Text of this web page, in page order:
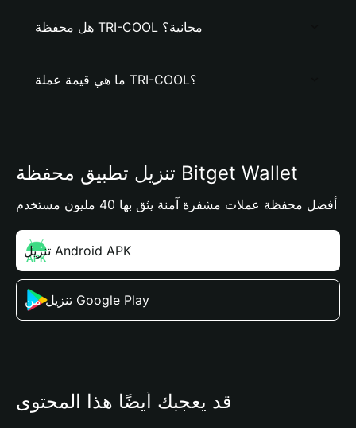
هل محفظة TRI-COOL مجانية؟
ما هي قيمة عملة TRI-COOL؟
تنزيل تطبيق محفظة Bitget Wallet
أفضل محفظة عملات مشفرة آمنة يثق بها 40 مليون مستخدم
تنزيل Android APK
تنزيل من Google Play
قد يعجبك أيضًا هذا المحتوى